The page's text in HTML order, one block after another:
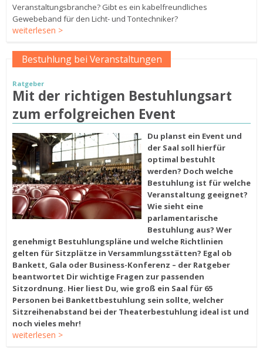
Veranstaltungsbranche? Gibt es ein kabelfreundliches
Gewebeband für den Licht- und Tontechniker?
weiterlesen >
Ratgeber
Bestuhlung bei Veranstaltungen
Mit der richtigen Bestuhlungsart
zum erfolgreichen Event
Du planst ein Event und
der Saal soll hierfür
optimal bestuhlt
werden? Doch welche
Bestuhlung ist für welche
Veranstaltung geeignet?
Wie sieht eine
parlamentarische
Bestuhlung aus? Wer
genehmigt Bestuhlungspläne und welche Richtlinien
gelten für Sitzplätze in Versammlungsstätten? Egal ob
Bankett, Gala oder Business-Konferenz – der Ratgeber
beantwortet Dir wichtige Fragen zur passenden
Sitzordnung. Hier liest Du, wie groß ein Saal für 65
Personen bei Bankettbestuhlung sein sollte, welcher
Sitzreihenabstand bei der Theaterbestuhlung ideal ist und
noch vieles mehr!
weiterlesen >